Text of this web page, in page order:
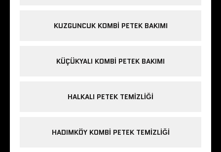
KUZGUNCUK KOMBI PETEK BAKIMI
KÜÇÜKYALI KOMBI PETEK BAKIMI
HALKALI PETEK TEMIZLIĞI
HADIMKÖY KOMBI PETEK TEMIZLIĞI